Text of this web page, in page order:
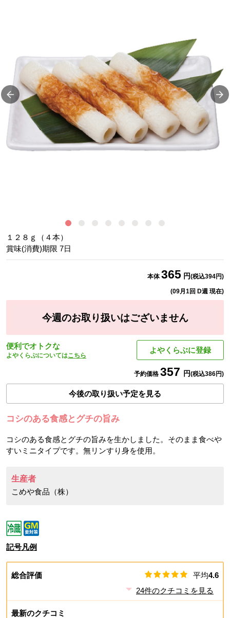
１２８ｇ（４本）
賞味(消費)期限 7日
本体365 円(税込394円)
(09月1回 D週 現在)
今週のお取り扱いはございません
便利でオトクな
よやくらぶについてはこちら
よやくらぶに登録
予約価格 357 円(税込386円)
今後の取り扱い予定を見る
コシのある食感とグチの旨み
コシのある食感とグチの旨みを生かしました。そのまま食べや
すいミニタイプです。無リンすり身を使用。
生産者
こめや食品（株）
記号凡例
総合評価 平均4.6
24件のクチコミを見る
最新のクチコミ